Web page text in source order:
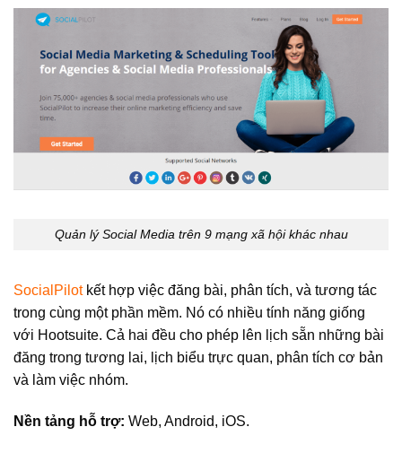
Quản lý Social Media trên 9 mạng xã hội khác nhau
SocialPilotkết hợp việc đăng bài, phân tích, và tương tác
trong cùng một phần mềm. Nó có nhiều tính năng giống
với Hootsuite. Cả hai đều cho phép lên lịch sẵn những bài
đăng trong tương lai, lịch biểu trực quan, phân tích cơ bản
và làm việc nhóm.
Nền tảng hỗ trợ: Web, Android, iOS.